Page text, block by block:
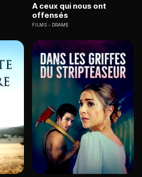
A ceux qui nous ont
offensés
FILMS DRAME